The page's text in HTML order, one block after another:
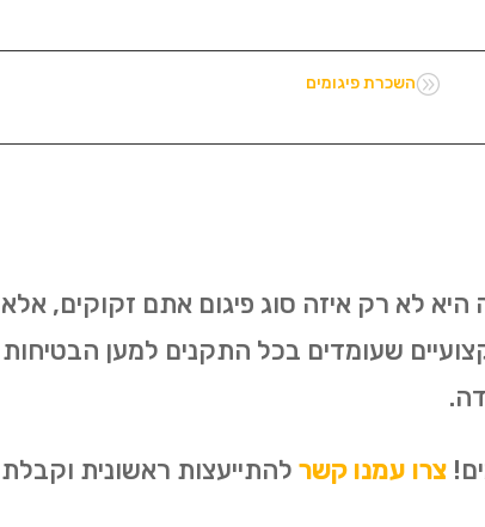
Aהשכרת פיגומים
לא רק איזה סוג פיגום אתם זקוקים, אלא
שעומדים בכל התקנים למען
צרו עמנו קשרלהתייעצות ראשונית